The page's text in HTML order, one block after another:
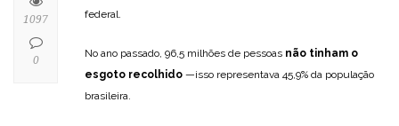
federal.
No ano passado, 96,5 milhões de pessoas não tinham o
esgoto recolhido —isso representava 45,9% da população
brasileira.
1097
0